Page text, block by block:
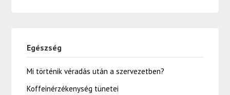
Egészség
Mi történik véradás után a szervezetben?
Koffeinérzékenység tünetei